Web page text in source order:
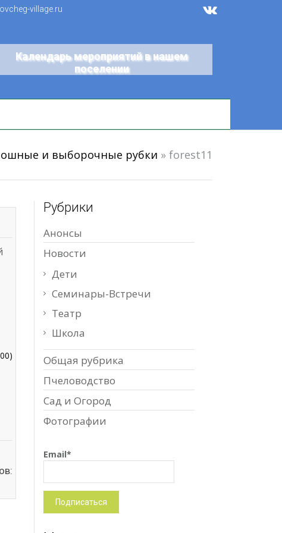
village.ru
Календарь мероприятий в нашем
поселении
и выборочные рубки » forest11
Рубрики
Анонсы
Новости
Дети
Семинары-Встречи
Театр
Школа
Общая рубрика
Пчеловодство
Сад и Огород
Фотографии
Email*